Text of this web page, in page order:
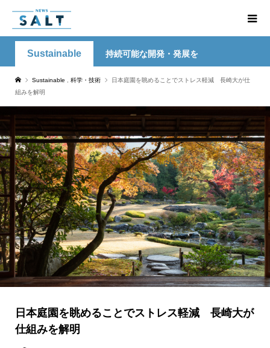
Sustainable 持続可能な開発・発展を
Sustainable 科学・技術
日本庭園を眺めることでストレス軽減 長崎大が仕
組みを解明
日本庭園を眺めることでストレス軽減 長崎大が
仕組みを解明